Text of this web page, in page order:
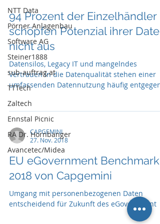
NTT Data
Pörner Anlagenbau
Software AG
Steiner1888
sub-auftrag.at
TTTech
Zaltech
Ennstal Picnic
RA Dr. Hornbanger
Avancetec/Midea
94 Prozent der Einzelhändler
schöpfen Potenzial ihrer Daten
nicht aus
Datensilos, Legacy IT und mangelndes
Vertrauen in die Datenqualität stehen einer
umfassenden Datennutzung häufig entgegen
CAPGEMINI
27. Nov. 2018
EU eGovernment Benchmark
2018 von Capgemini
Umgang mit personenbezogenen Daten
entscheidend für Zukunft des eGovernment